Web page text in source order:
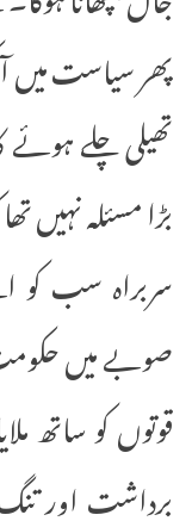
پھر سیاست میں
تھیلی چلے
بڑا مسئلہ نہیں
سربراہ سب کو
صوبے میں
قوتوں کو ساتھ
برداشت اور